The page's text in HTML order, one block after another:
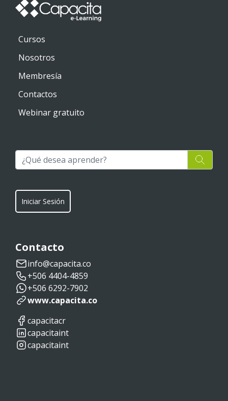
Cursos
Nosotros
Membresía
Contactos
Webinar gratuito
Iniciar Sesión
Contacto
info@capacita.co
+506 4404-4859
+506 6292-7902
www.capacita.co
capacitacr
capacitaint
capacitaint